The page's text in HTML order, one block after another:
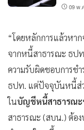
09 พ.
“โดยหลักการแล้วหา
จากหนี้สาธารณะ ธป
ความรับผิดชอบการช
ธปท. แต่ปัจจุบันหนี้ส่
ในบัญชีหนี้สาธารณะ
สาธารณะ (สบน.) ต้อ